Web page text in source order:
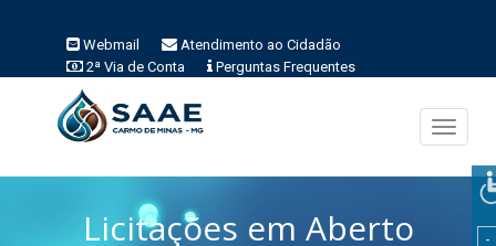
Webmail
Atendimento ao Cidadão
2ª Via de Conta
Perguntas Frequentes
Toggle
Licitações em Aberto